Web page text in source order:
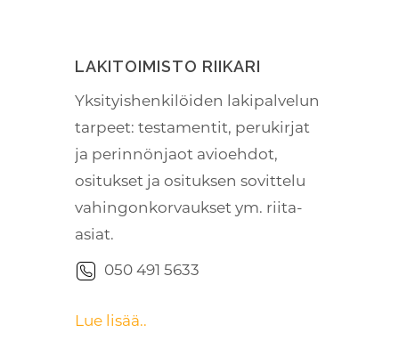
LAKITOIMISTO RIIKARI
Yksityishenkilöiden lakipalvelun
tarpeet: testamentit, perukirjat
ja perinnönjaot avioehdot,
ositukset ja osituksen sovittelu
vahingonkorvaukset ym. riita-
asiat.
050 491 5633
Lue lisää..